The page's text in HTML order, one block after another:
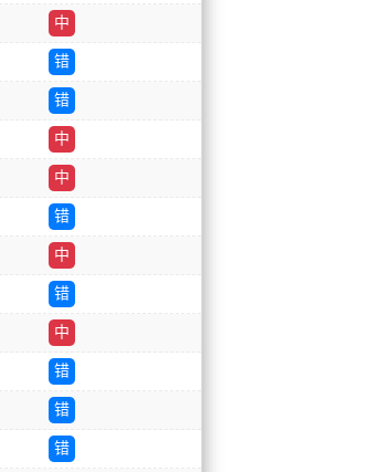
中
错
错
中
中
错
中
错
中
错
错
错